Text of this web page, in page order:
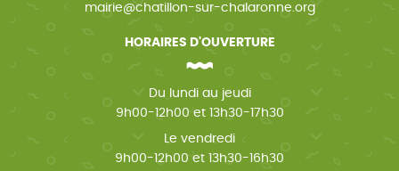
mairie@chatillon-sur-chalaronne.org
HORAIRES D'OUVERTURE
Du lundi au jeudi
9h00-12h00 et 13h30-17h30
Le vendredi
9h00-12h00 et 13h30-16h30